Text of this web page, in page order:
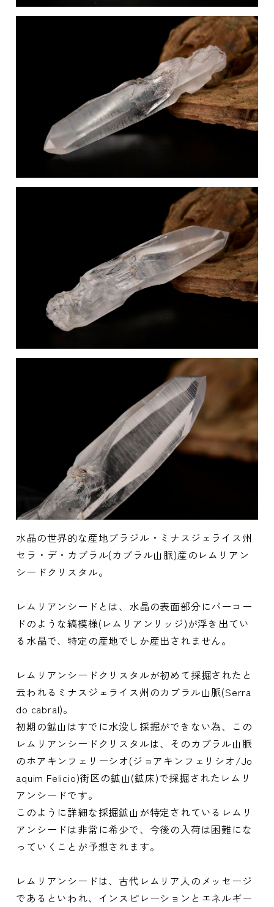
水晶の世界的な産地ブラジル・ミナスジェライス州
セラ・デ・カブラル(カブラル山脈)産のレムリアン
シードクリスタル。
レムリアンシードとは、水晶の表面部分にバーコー
ドのような縞模様(レムリアンリッジ)が浮き出てい
る水晶で、特定の産地でしか産出されません。
レムリアンシードクリスタルが初めて採掘されたと
云われるミナスジェライス州のカブラル山脈(Serra
do cabral)。
初期の鉱山はすでに水没し採掘ができない為、この
レムリアンシードクリスタルは、そのカブラル山脈
のホアキンフェリーシオ(ジョアキンフェリシオ/Jo
aquim Felicio)街区の鉱山(鉱床)で採掘されたレムリ
アンシードです。
このように詳細な採掘鉱山が特定されているレムリ
アンシードは非常に希少で、今後の入荷は困難にな
っていくことが予想されます。
レムリアンシードは、古代レムリア人のメッセージ
であるといわれ、インスピレーションとエネルギー